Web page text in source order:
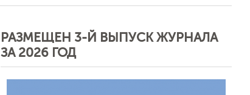
РАЗМЕЩЕН 3-Й ВЫПУСК ЖУРНАЛА
ЗА 2026 ГОД